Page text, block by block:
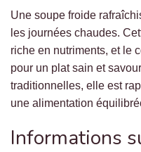
Une soupe froide
les journées chaudes.
riche en nutriments, et le
pour un plat sain et
traditionnelles, elle est
une alimentation
Informations